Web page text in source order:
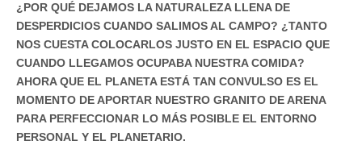
¿POR QUÉ DEJAMOS LA NATURALEZA LLENA DE
DESPERDICIOS CUANDO SALIMOS AL CAMPO? ¿TANTO
NOS CUESTA COLOCARLOS JUSTO EN EL ESPACIO QUE
CUANDO LLEGAMOS OCUPABA NUESTRA COMIDA?
AHORA QUE EL PLANETA ESTÁ TAN CONVULSO ES EL
MOMENTO DE APORTAR NUESTRO GRANITO DE ARENA
PARA PERFECCIONAR LO MÁS POSIBLE EL ENTORNO
PERSONAL Y EL PLANETARIO.